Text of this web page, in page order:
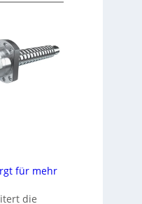
für mehr
die